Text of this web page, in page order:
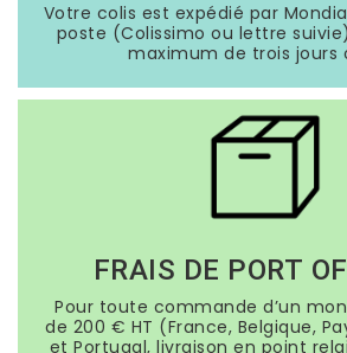
Votre colis est expédié par
poste (Colissimo ou lettre
maximum de trois jours
FRAIS DE PORT
Pour toute commande d’un
de 200 € HT (France, Belgique,
et Portugal, livraison en point